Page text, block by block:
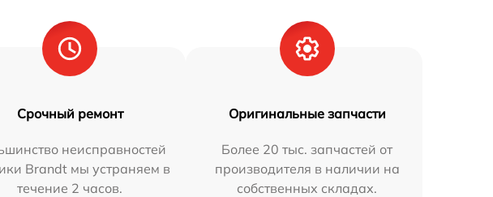
Срочный ремонт
неисправностей
Brandt мы устраняем в
течение 2 часов.
Оригинальные запчасти
Более 20 тыс. запчастей от
производителя в наличии на
собственных складах.